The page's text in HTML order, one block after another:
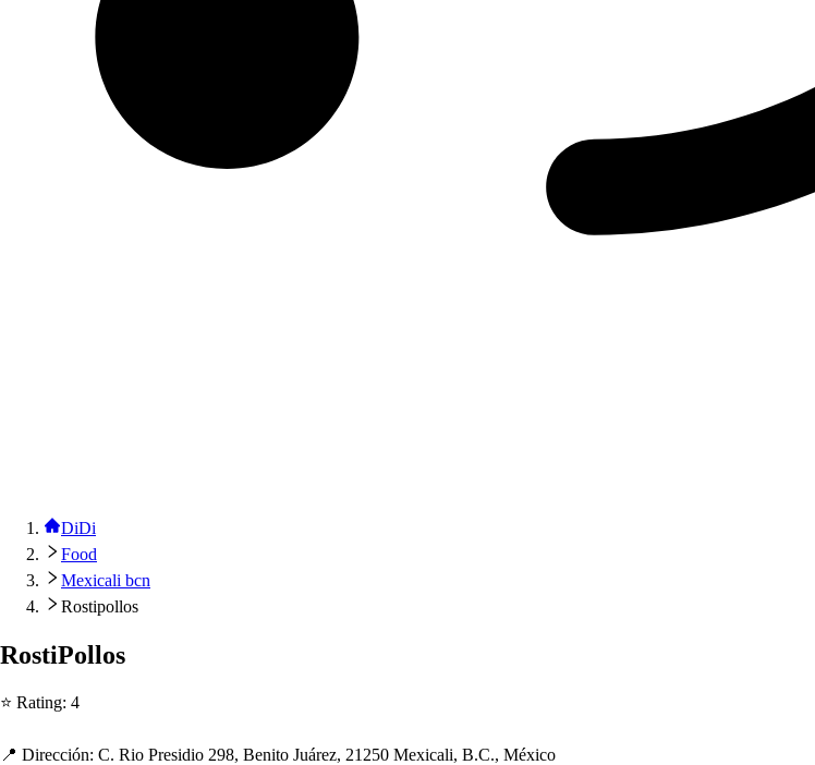
DiDi
Food
Mexicali bcn
Rostipollos
RostiPollos
⭐ Rating: 4
📍 Dirección: C. Rio Presidio 298, Benito Juárez, 21250 Mexicali, B.C., México